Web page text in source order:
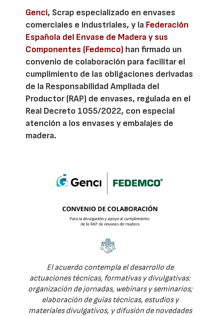
Genci, Scrap especializado en envases
comerciales e industriales, y la Federación
Española del Envase de Madera y sus
Componentes (Fedemco) han firmado un
convenio de colaboración para facilitar el
cumplimiento de las obligaciones derivadas
de la Responsabilidad Ampliada del
Productor (RAP) de envases, regulada en el
Real Decreto 1055/2022, con especial
atención a los envases y embalajes de
madera.
El acuerdo contempla el desarrollo de
actuaciones técnicas, formativas y divulgativas:
organización de jornadas, webinars y seminarios;
elaboración de guías técnicas, estudios y
materiales divulgativos, y difusión de novedades